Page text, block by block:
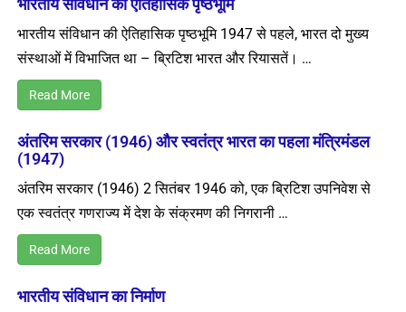
भारतीय संविधान की ऐतिहासिक पृष्ठभूमि 1947 से पहले, भारत दो मुख्य
संस्थाओं में विभाजित था – ब्रिटिश भारत और रियासतें। …
Read More
अंतरिम सरकार (1946) और स्वतंत्र भारत का पहला मंत्रिमंडल
(1947)
अंतरिम सरकार (1946) 2 सितंबर 1946 को, एक ब्रिटिश उपनिवेश से
एक स्वतंत्र गणराज्य में देश के संक्रमण की निगरानी …
Read More
भारतीय संविधान का निर्माण